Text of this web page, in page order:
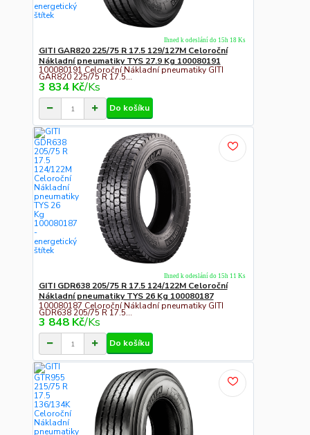
GITI GAR820 225/75 R 17.5 129/127M Celoroční
Nákladní pneumatiky TYS 27.9 Kg 100080191
100080191 Celoroční Nákladní pneumatiky GITI
GAR820 225/75 R 17.5...
3 834 Kč/Ks
Ihned k odeslání do 15h 18 Ks
Do košíku
GITI GDR638 205/75 R 17.5 124/122M Celoroční
Nákladní pneumatiky TYS 26 Kg 100080187
100080187 Celoroční Nákladní pneumatiky GITI
GDR638 205/75 R 17.5...
3 848 Kč/Ks
Ihned k odeslání do 15h 11 Ks
Do košíku